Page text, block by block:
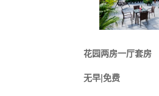
花园两房一厅套房
无早|免费